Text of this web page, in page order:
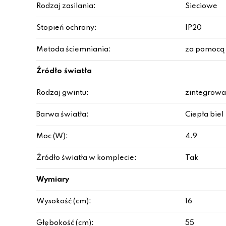
Rodzaj zasilania: Sieciowe
Stopień ochrony: IP20
Metoda ściemniania: za pomocą
Źródło światła
Rodzaj gwintu:
Barwa światła: Ciepła biel
Moc (W): 4.9
Źródło światła w komplecie: Tak
Wymiary
Wysokość (cm): 16
Głębokość (cm): 55